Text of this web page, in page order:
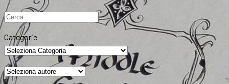
Ricerca
per:
Categorie